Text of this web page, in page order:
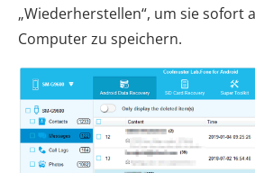
„Wiederherstellen“, um sie sofort
Computer zu speichern.